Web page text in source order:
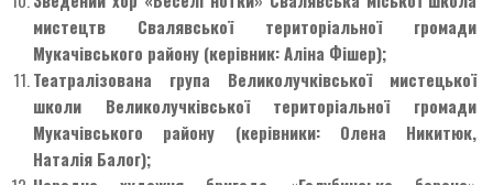
мистецтв Свалявської територіальної громади
Мукачівського району (керівник: Аліна Фішер);
Театралізована група Великолучківської мистецької
школи Великолучківської територіальної громади
Мукачівського району (керівники: Олена Никитюк,
Наталія Балог);